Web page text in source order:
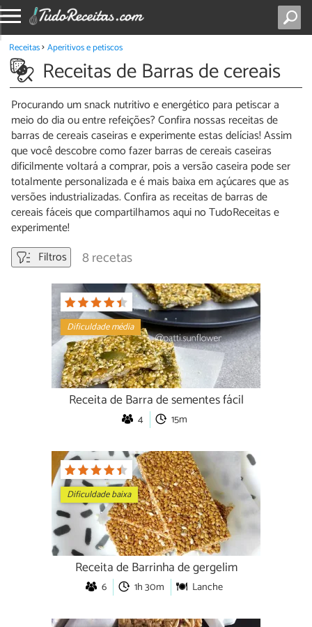
Receitas Aperitivos e petiscos
Receitas de Barras de cereais
Procurando um snack nutritivo e energético para petiscar a
meio do dia ou entre refeições? Confira nossas receitas de
barras de cereais caseiras e experimente estas delícias! Assim
que você descobre como fazer barras de cereais caseiras
dificilmente voltará a comprar, pois a versão caseira pode ser
totalmente personalizada e é mais baixa em açúcares que as
versões industrializadas. Confira as receitas de barras de
cereais fáceis que compartilhamos aqui no TudoReceitas e
experimente!
Filtros
8 recetas
Dificuldade média
Receita de Barra de sementes fácil
4 15m
Dificuldade baixa
Receita de Barrinha de gergelim
6 1h 30m Lanche